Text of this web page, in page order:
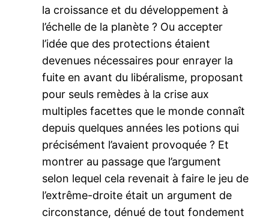
la croissance et du développement à
l’échelle de la planète ? Ou accepter
l’idée que des protections étaient
devenues nécessaires pour enrayer la
fuite en avant du libéralisme, proposant
pour seuls remèdes à la crise aux
multiples facettes que le monde connaît
depuis quelques années les potions qui
précisément l’avaient provoquée ? Et
montrer au passage que l’argument
selon lequel cela revenait à faire le jeu de
l’extrême-droite était un argument de
circonstance, dénué de tout fondement